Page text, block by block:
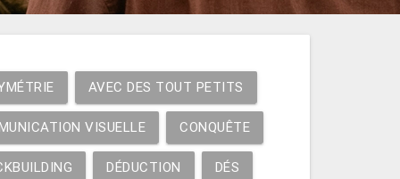
AVEC DES TOUT PETITS
VISUELLE CONQUÊTE
DÉDUCTION DÉS